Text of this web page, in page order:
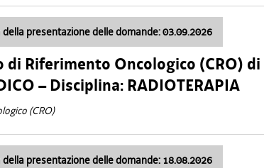
della presentazione delle domande: 03.09.2026
di Riferimento Oncologico (CRO) di
– Disciplina: RADIOTERAPIA
(CRO)
della presentazione delle domande: 18.08.2026